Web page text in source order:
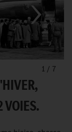
1 / 7
VOIES.